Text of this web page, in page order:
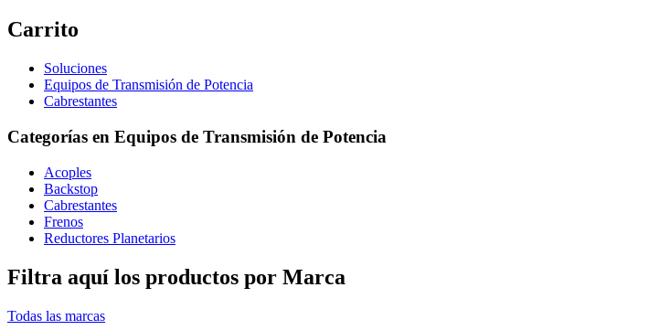
Carrito
Soluciones
Equipos de Transmisión de Potencia
Cabrestantes
Categorías en Equipos de Transmisión de Potencia
Acoples
Backstop
Cabrestantes
Frenos
Reductores Planetarios
Filtra aquí los productos por Marca
Todas las marcas